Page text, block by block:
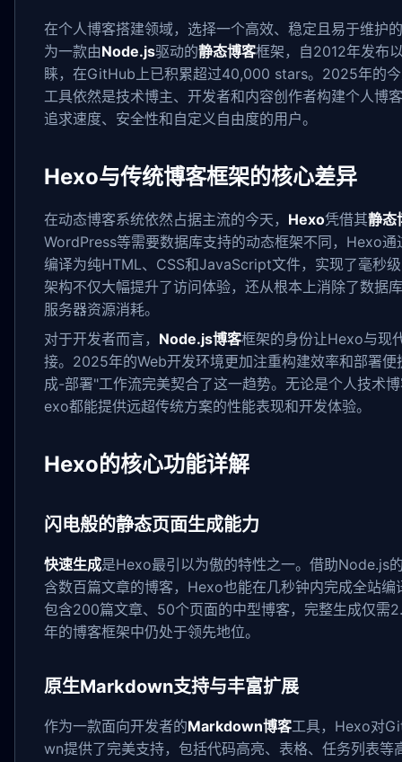
在个人博客搭建领域，选择一个高效、稳定且易于维护
为一款由Node.js驱动的静态博客框架，自2012年发布
睐，在GitHub上已积累超过40,000 stars。2025年的
工具依然是技术博主、开发者和内容创作者构建个人博
追求速度、安全性和自定义自由度的用户。
Hexo与传统博客框架的核心差异
在动态博客系统依然占据主流的今天， Hexo凭借其静态
WordPress等需要数据库支持的动态框架不同，Hexo通
编译为纯HTML、CSS和JavaScript文件，实现了毫秒
架构不仅大幅提升了访问体验，还从根本上消除了数据
服务器资源消耗。
对于开发者而言， Node.js博客框架的身份让Hexo与现
接。2025年的Web开发环境更加注重构建效率和部署
成-部署"工作流完美契合了这一趋势。无论是个人技术
exo都能提供远超传统方案的性能表现和开发体验。
Hexo的核心功能详解
闪电般的静态页面生成能力
快速生成是Hexo最引以为傲的特性之一。借助Node.js
含数百篇文章的博客，Hexo也能在几秒钟内完成全站编
包含200篇文章、50个页面的中型博客，完整生成仅需
年的博客框架中仍处于领先地位。
原生Markdown支持与丰富扩展
作为一款面向开发者的Markdown博客工具，Hexo对
wn提供了完美支持，包括代码高亮、表格、任务列表等